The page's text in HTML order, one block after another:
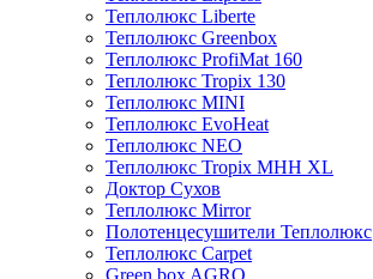
Теплолюкс Liberte
Теплолюкс Greenbox
Теплолюкс ProfiMat 160
Теплолюкс Tropix 130
Теплолюкс MINI
Теплолюкс EvoHeat
Теплолюкс NEO
Теплолюкс Tropix МНН XL
Доктор Сухов
Теплолюкс Mirror
Полотенцесушители Теплолюкс
Теплолюкс Carpet
Green box AGRO